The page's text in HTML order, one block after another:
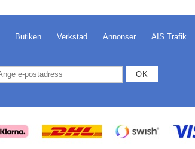
Butiken Verkstad Annonser AIS Trafik
OK